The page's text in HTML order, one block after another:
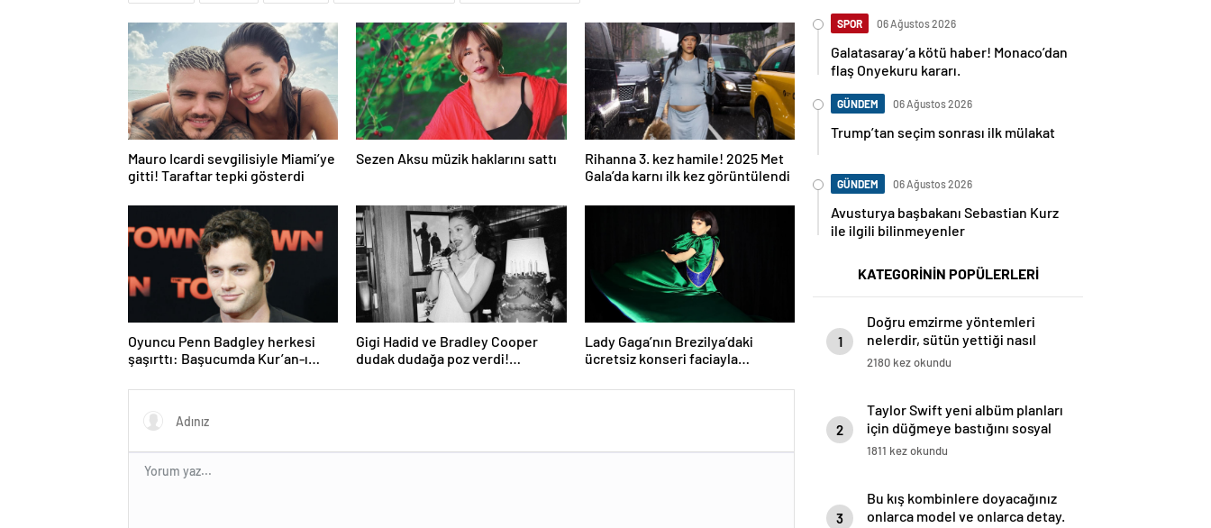
Mauro Icardi sevgilisiyle Miami’ye
gitti! Taraftar tepki gösterdi
Sezen Aksu müzik haklarını sattı
Rihanna 3. kez hamile! 2025 Met
Gala’da karnı ilk kez görüntülendi
Oyuncu Penn Badgley herkesi
şaşırttı: Başucumda Kur’an-ı
Gigi Hadid ve Bradley Cooper
dudak dudağa poz verdi!
Lady Gaga’nın Brezilya’daki
ücretsiz konseri faciayla
SPOR 06 Ağustos 2026
Galatasaray’a kötü haber! Monaco’dan
flaş Onyekuru kararı.
GÜNDEM 06 Ağustos 2026
Trump’tan seçim sonrası ilk mülakat
GÜNDEM 06 Ağustos 2026
Avusturya başbakanı Sebastian Kurz
ile ilgili bilinmeyenler
KATEGORİNİN POPÜLERLERİ
1
Doğru emzirme yöntemleri
nelerdir, sütün yettiği nasıl
anlaşılır?
2180 kez okundu
2
Taylor Swift yeni albüm planları
için düğmeye bastığını sosyal
medyadan duyurdu!
1811 kez okundu
3
Bu kış kombinlere doyacağınız
onlarca model ve onlarca detay.